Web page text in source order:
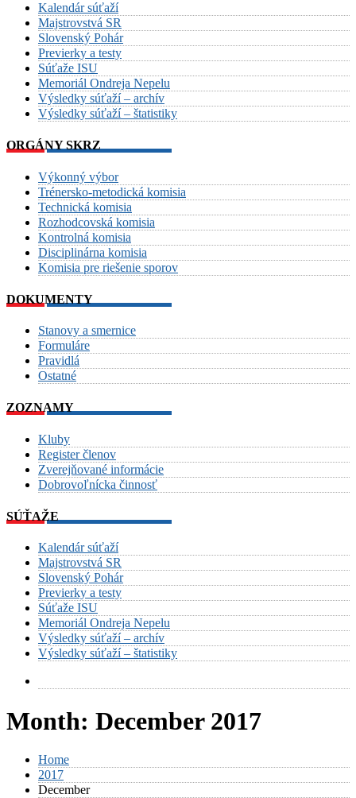
Kalendár súťaží
Majstrovstvá SR
Slovenský Pohár
Previerky a testy
Súťaže ISU
Memoriál Ondreja Nepelu
Výsledky súťaží – archív
Výsledky súťaží – štatistiky
ORGÁNY SKRZ
Výkonný výbor
Trénersko-metodická komisia
Technická komisia
Rozhodcovská komisia
Kontrolná komisia
Disciplinárna komisia
Komisia pre riešenie sporov
DOKUMENTY
Stanovy a smernice
Formuláre
Pravidlá
Ostatné
ZOZNAMY
Kluby
Register členov
Zverejňované informácie
Dobrovoľnícka činnosť
SÚŤAŽE
Kalendár súťaží
Majstrovstvá SR
Slovenský Pohár
Previerky a testy
Súťaže ISU
Memoriál Ondreja Nepelu
Výsledky súťaží – archív
Výsledky súťaží – štatistiky
Month: December 2017
Home
2017
December